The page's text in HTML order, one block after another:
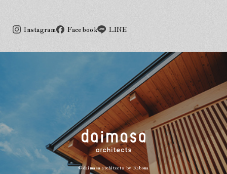
Instagram Facebook LINE
©daimasa architects byRabona